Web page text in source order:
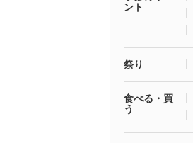
ント
祭り
食べる・買
う